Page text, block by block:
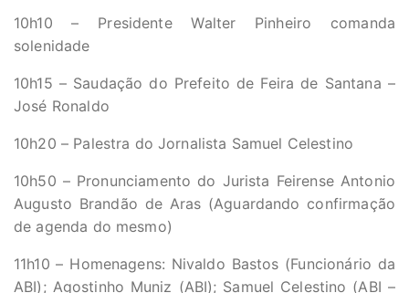
10h10 – Presidente Walter Pinheiro comanda
solenidade
10h15 – Saudação do Prefeito de Feira de Santana –
José Ronaldo
10h20 – Palestra do Jornalista Samuel Celestino
10h50 – Pronunciamento do Jurista Feirense Antonio
Augusto Brandão de Aras (Aguardando confirmação
de agenda do mesmo)
11h10 – Homenagens: Nivaldo Bastos (Funcionário da
ABI); Agostinho Muniz (ABI); Samuel Celestino (ABI –